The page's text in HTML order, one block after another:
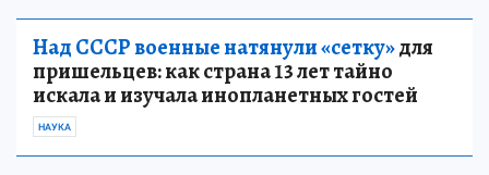
Над СССР военные натянули «сетку»для
пришельцев: как страна 13 лет тайно
искала и изучала инопланетных гостей
НАУКА